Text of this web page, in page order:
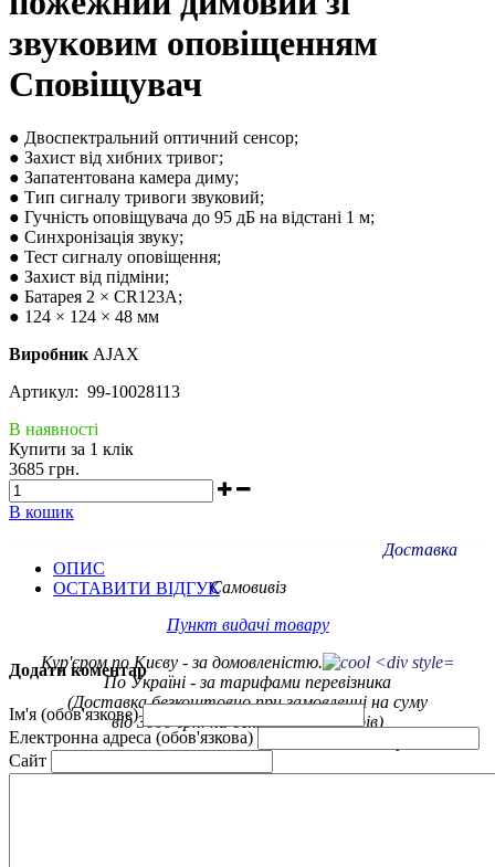
звуковим оповіщенням
Сповіщувач
● Двоспектральний оптичний сенсор;
● Захист від хибних тривог;
● Запатентована камера диму;
● Тип сигналу тривоги звуковий;
● Гучність оповіщувача до 95 дБ на відстані 1 м;
● Синхронізація звуку;
● Тест сигналу оповіщення;
● Захист від підміни;
● Батарея 2 × CR123A;
● 124 × 124 × 48 мм
Виробник AJAX
Артикул: 99-10028113
В наявності
Купити за 1 клiк
3685 грн.
В кошик
Доставка
Самовивіз
Пункт видачі товару
Кур'єром по Києву - за домовленістю.
По Україні - за тарифами перевізника
(Доставка безкоштовно при замовленні на суму
від 3000 грн. на деякі групи товарів)
Гарантія
Обмін/повернення товару протягом 14 днів
ОПИС
ОСТАВИТИ ВІДГУК
Додати коментар
Ім'я (обов'язкове)
Електронна адреса (обов'язкова)
Сайт